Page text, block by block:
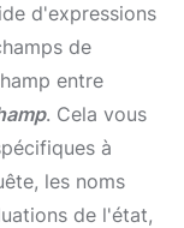
d'expressions
de
entre
. Cela vous
à
les noms
de l'état,